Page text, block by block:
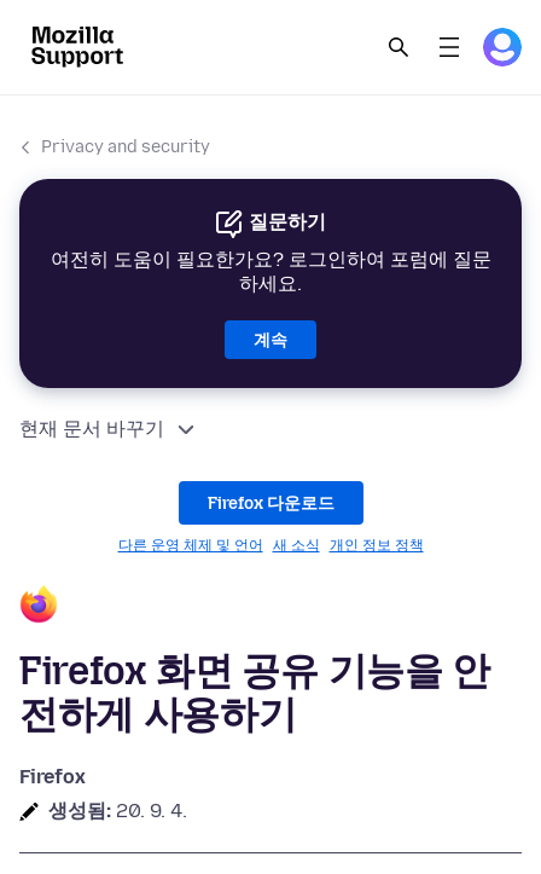
Privacy and security
질문하기
여전히 도움이 필요한가요? 로그인하여 포럼에 질문
하세요.
계속
현재 문서 바꾸기
Firefox 다운로드
다른 운영 체제 및 언어 새 소식 개인 정보 정책
Firefox 화면 공유 기능을 안
전하게 사용하기
Firefox
생성됨: 20. 9. 4.